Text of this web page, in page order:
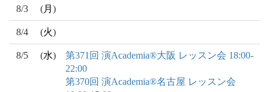
8/3 (月 )
8/4 (火)
8/5 (水)
第371回 演Academia®大阪 レッスン会 18:00-
22:00
第370回 演Academia®名古屋 レッスン会